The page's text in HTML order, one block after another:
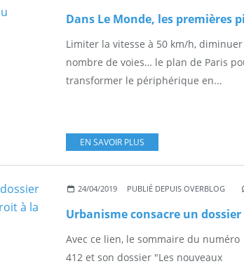
Limiter la vitesse à 50 km/h,
nombre de voies… le plan de Paris
transformer le périphérique en...
EN SAVOIR PLUS
24/04/2019 PUBLIÉ DEPUIS OVERBLOG
Avec ce lien, le sommaire du numéro
412 et son dossier "Les nouveaux